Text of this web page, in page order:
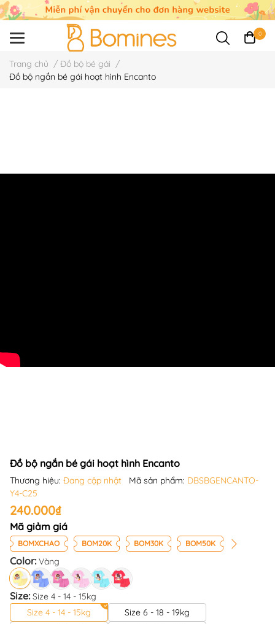
0
Trang chủ / Đồ bộ bé gái /
Đồ bộ ngắn bé gái hoạt hình Encanto
Đồ bộ ngắn bé gái hoạt hình Encanto
Thương hiệu: Đang cập nhật Mã sản phẩm: DBSBGENCANTO-
Y4-C25
240.000₫
Mã giảm giá
BOMXCHAO BOM20K BOM30K BOM50K
Color:Vàng
Size:Size 4 - 14 - 15kg
Size 4 - 14 - 15kg
Size 6 - 18 - 19kg